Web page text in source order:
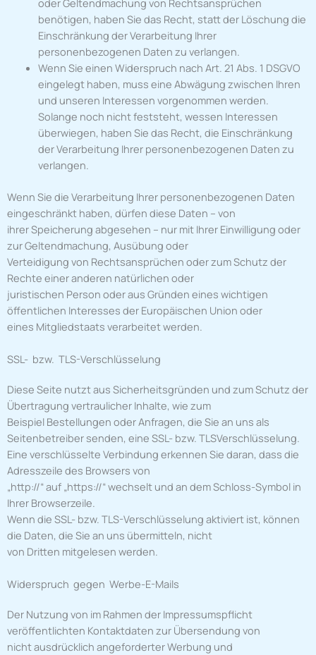
benötigen, haben Sie das Recht, statt der Löschung die
Einschränkung der Verarbeitung Ihrer
personenbezogenen Daten zu verlangen.
Wenn Sie einen Widerspruch nach Art. 21 Abs. 1 DSGVO
eingelegt haben, muss eine Abwägung zwischen Ihren
und unseren Interessen vorgenommen werden.
Solange noch nicht feststeht, wessen Interessen
überwiegen, haben Sie das Recht, die Einschränkung
der Verarbeitung Ihrer personenbezogenen Daten zu
verlangen.
Wenn Sie die Verarbeitung Ihrer personenbezogenen Daten
eingeschränkt haben, dürfen diese Daten – von
ihrer Speicherung abgesehen – nur mit Ihrer Einwilligung oder
zur Geltendmachung, Ausübung oder
Verteidigung von Rechtsansprüchen oder zum Schutz der
Rechte einer anderen natürlichen oder
juristischen Person oder aus Gründen eines wichtigen
öffentlichen Interesses der Europäischen Union oder
eines Mitgliedstaats verarbeitet werden.
SSL- bzw. TLS-Verschlüsselung
Diese Seite nutzt aus Sicherheitsgründen und zum Schutz der
Übertragung vertraulicher Inhalte, wie zum
Beispiel Bestellungen oder Anfragen, die Sie an uns als
Seitenbetreiber senden, eine SSL- bzw. TLSVerschlüsselung.
Eine verschlüsselte Verbindung erkennen Sie daran, dass die
Adresszeile des Browsers von
„http://“ auf „https://“ wechselt und an dem Schloss-Symbol in
Ihrer Browserzeile.
Wenn die SSL- bzw. TLS-Verschlüsselung aktiviert ist, können
die Daten, die Sie an uns übermitteln, nicht
von Dritten mitgelesen werden.
Widerspruch gegen Werbe-E-Mails
Der Nutzung von im Rahmen der Impressumspflicht
veröffentlichten Kontaktdaten zur Übersendung von
nicht ausdrücklich angeforderter Werbung und